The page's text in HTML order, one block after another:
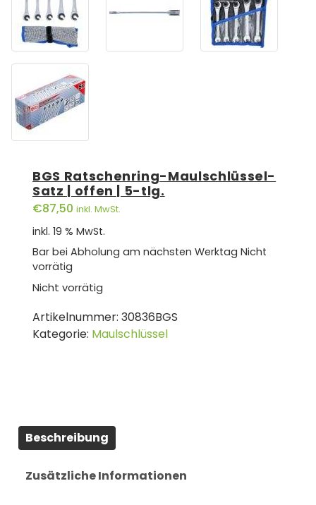
BGS Ratschenring-Maulschlüssel-
Satz | offen | 5-tlg.
€87,50 inkl. MwSt.
inkl. 19 % MwSt.
Bar bei Abholung am nächsten Werktag Nicht
vorrätig
Nicht vorrätig
Artikelnummer: 30836BGS
Kategorie: Maulschlüssel
Beschreibung
Zusätzliche Informationen